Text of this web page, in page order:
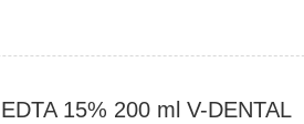
EDTA 15% 200 ml V-DENTAL